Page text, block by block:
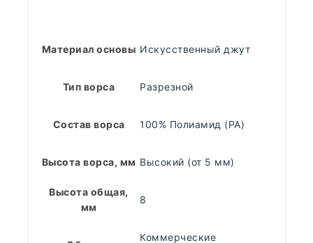
Материал основы Искусственный джут
Тип ворса Разрезной
Состав ворса 100% Полиамид (PA)
Высота ворса, мм Высокий (от 5 мм)
Высота общая,
мм
8
Коммерческие